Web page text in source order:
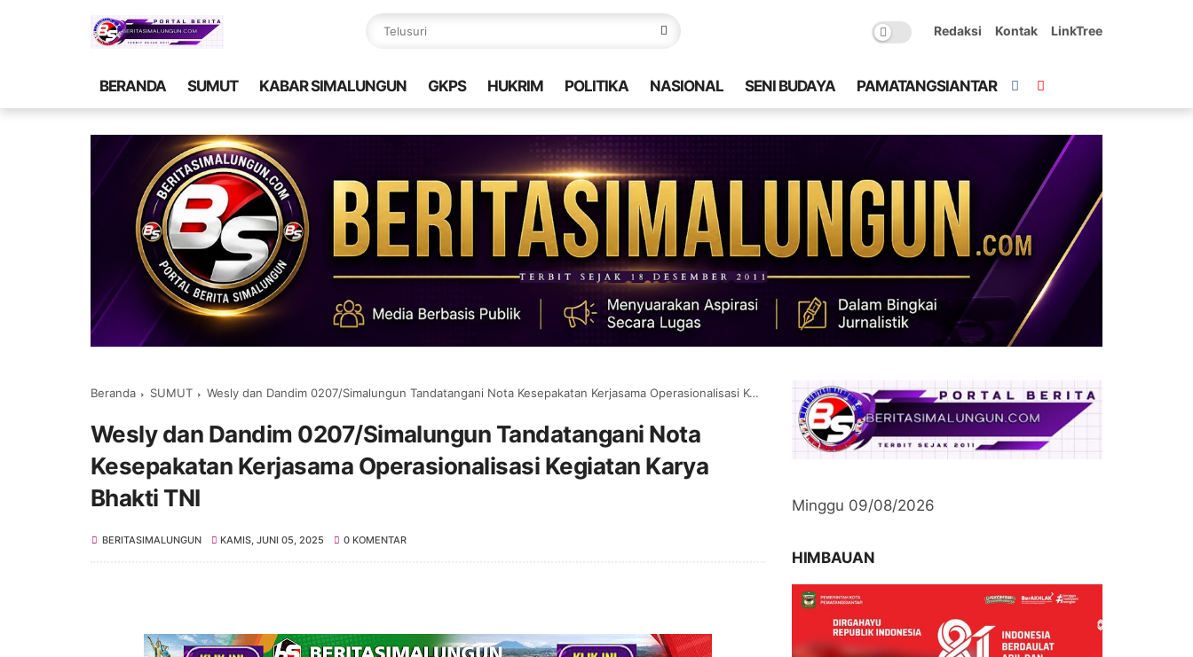
Redaksi Kontak LinkTree
BERANDA SUMUT KABAR SIMALUNGUN GKPS HUKRIM POLITIKA NASIONAL SENI BUDAYA PAMATANGSIANTAR
Beranda SUMUT Wesly dan Dandim 0207/Simalungun Tandatangani Nota Kesepakatan Kerjasama Operasionalisasi Kegiatan Karya Bhakti TNI
Wesly dan Dandim 0207/Simalungun Tandatangani Nota
Kesepakatan Kerjasama Operasionalisasi Kegiatan Karya
Bhakti TNI
BERITASIMALUNGUN KAMIS, JUNI 05, 2025 0 KOMENTAR
Minggu 09/08/2026
HIMBAUAN